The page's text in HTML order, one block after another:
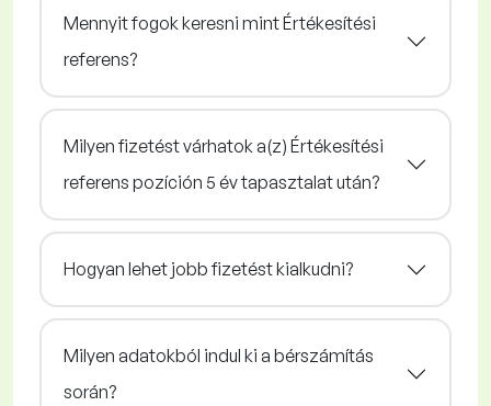
Mennyit fogok keresni mint Értékesítési
referens?
Milyen fizetést várhatok a(z) Értékesítési
referens pozíción 5 év tapasztalat után?
Hogyan lehet jobb fizetést kialkudni?
Milyen adatokból indul ki a bérszámítás
során?